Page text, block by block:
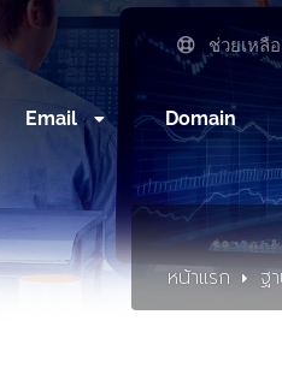
ช่วยเหลือ
Email Domain
หน้าแรก ฐ